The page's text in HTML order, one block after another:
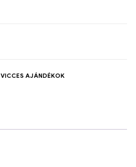
VICCES AJÁNDÉKOK